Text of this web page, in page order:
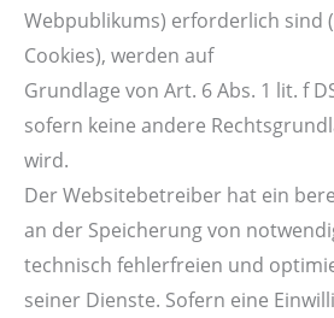
Webpublikums) erforderlich sind
Cookies), werden auf
Grundlage von Art. 6 Abs. 1 lit. f
sofern keine andere
wird.
Der Websitebetreiber hat ein
an der Speicherung von
technisch fehlerfreien und
seiner Dienste. Sofern eine